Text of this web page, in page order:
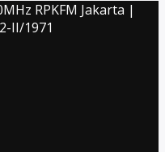
RPKFM Jakarta |
II/1971